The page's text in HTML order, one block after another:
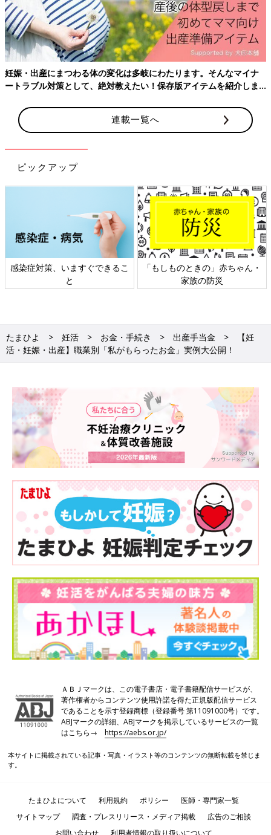
決して多くはありませんでしたが、出産を町内会に知らせたこと
で、近所の人にも見守ってもらえてありがたい。
（36歳・宮城県・会社員）
転職したばかりで要件に届かず育児休業給付金は見送りに
育児休業給付金の支給要件を知らずに申請したところ、勤続日数
かたないとはいえ、仕事を続けるつもりだったので、ちょっとが
っかりしました。
（3 2歳・北海道・パートアルバイト）
帝王切開で高額療養費＋医療保険で約30万円もらった
妊娠・出産は病気ではないので、すべてが保険の対象外と思って
いましたが、帝王切開など手術になれば保険適用になります。
私の場合、緊急帝王切開になり、病院のかたから高額療養費の申
請をすすめられて、申請したところ、約3万円が戻ってきまし
た。加入していた共済の手術給付も適用になり、26万円ゲット！
保育園に応募して落ちると、育児休業が延長の対象になり、
いことを、すっかり忘れてしまったため60万円以上も損しまし
た！
手続きの期限には、くれぐれもご注意を。手帳にしっかりメモ！
（26歳・埼玉県・公務員）
高額なベビーグッズはふるさと納税でもらうのが正解
ベビーカーや ベビーベッド
、抱っこひもといった高額なベビーア
イテムは、ふるさと納税の返礼品にしている自治体がけっこうあ
ります。私はフル活用していましたが、まわりに話すと知らない
人が多い！
バウンサーやベビーチェアもあるので、子どもの成長とともにチ
ェックしていきたいですね。税金面のメリットも大きいです。
（33歳・愛知県・専業主婦）
●構成・文／編集部
※掲載の情報は、2021年2月現在のものです。以降、変更される
こともありますのでご了承ください。また、助成金、給付金等の
要件については一般的なケースで記載しています。ご自分が当て
はまるかどうかにつきましては必ず勤め先や申請先にお問い合わ
せください。
※特集内のDATAおよび体験談は2020年4月実施のインターネット
調査 『妊活たまごクラブ』編集部調べ
※記事内容、日付、監修者の肩書、年齢などは掲載当時のもので
す。
▼『妊活たまごクラブ2021-2022年版』は、妊活に役立つ
妊娠・出産にまつわる体の変化は多岐にわたります。そんなマイナ
ートラブル対策として、絶対教えたい！保存版アイテムを紹介しま
連載一覧へ
ピックアップ
感染症対策、いますぐできるこ
と
「もしものときの」赤ちゃん・
家族の防災
たまひよ 妊活 お金・手続き 出産手当金
【妊
活・妊娠・出産】職業別「私がもらったお金」実例大公開！
ＡＢＪマークは、この電子書店・電子書籍配信サービスが、
著作権者からコンテンツ使用許諾を得た正規版配信サービス
であることを示す登録商標（登録番号 第11091000号）です。
ABJマークの詳細、ABJマークを掲示しているサービスの一覧
はこちら→https://aebs.or.jp/
本サイトに掲載されている記事・写真・イラスト等のコンテンツの無断転載を禁じま
す。
たまひよについて 利用規約 ポリシー
医師・専門家一覧
サイトマップ
調査・プレスリリース・メディア掲載
広告のご相談
お問い合わせ
利用者情報の取り扱いについて